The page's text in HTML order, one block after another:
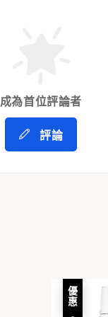
成為首位評論者
評論
優惠